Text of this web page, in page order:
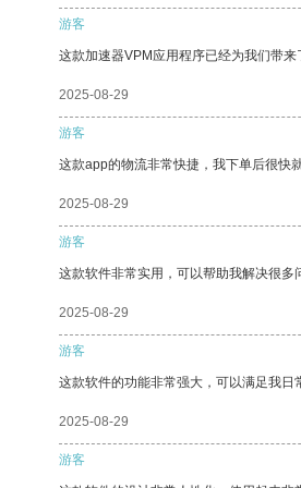
游客
这款加速器VPM应用程序已经为我们带
2025-08-29
游客
这款app的物流非常快捷，我下单后很快
2025-08-29
游客
这款软件非常实用，可以帮助我解决很多
2025-08-29
游客
这款软件的功能非常强大，可以满足我日
2025-08-29
游客